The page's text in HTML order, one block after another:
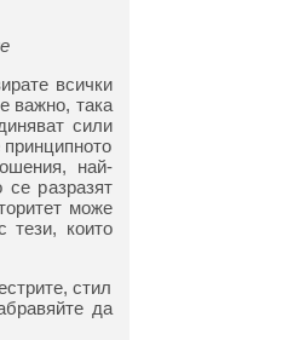
всички
важно, така
сили
най-
разразят
може
тези, които
стил
да